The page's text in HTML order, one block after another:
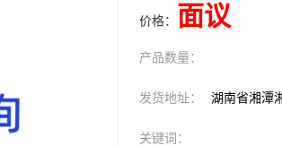
价格： 面议
产品数量：
发货地址： 湖南省湘潭
关键词：